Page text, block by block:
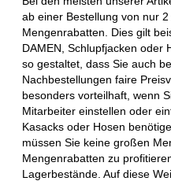
ab einer Bestellung von nur
Mengenrabatten. Dies gilt
DAMEN, Schlupfjacken oder
so gestaltet, dass Sie auch
Nachbestellungen faire
besonders vorteilhaft, wenn
Mitarbeiter einstellen oder
Kasacks oder Hosen
müssen Sie keine großen
Mengenrabatten zu
Lagerbestände. Auf diese